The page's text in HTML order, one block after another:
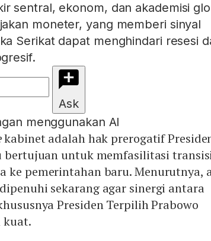
sentral, ekonom, dan akademisi
moneter, yang memberi sinyal
Serikat dapat menghindari resesi
Ask
menggunakan AI
kabinet adalah hak prerogatif
bertujuan untuk memfasilitasi
ke pemerintahan baru. Menurutnya,
sekarang agar sinergi antara
Presiden Terpilih Prabowo
kuat.